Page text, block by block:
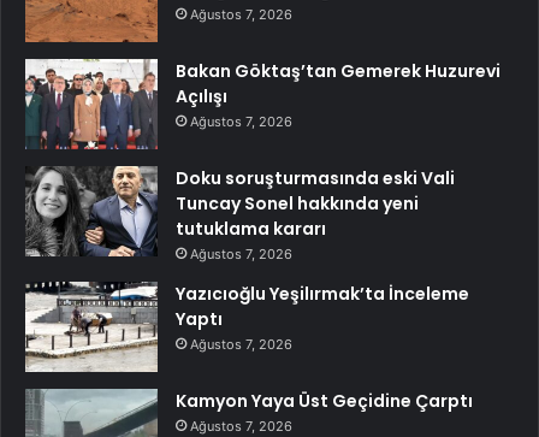
Ağustos 7, 2026
Bakan Göktaş’tan Gemerek Huzurevi
Açılışı
Ağustos 7, 2026
Doku soruşturmasında eski Vali
Tuncay Sonel hakkında yeni
tutuklama kararı
Ağustos 7, 2026
Yazıcıoğlu Yeşilırmak’ta İnceleme
Yaptı
Ağustos 7, 2026
Kamyon Yaya Üst Geçidine Çarptı
Ağustos 7, 2026